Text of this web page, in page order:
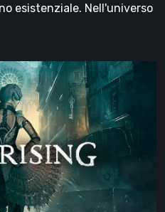
esistenziale. Nell'universo